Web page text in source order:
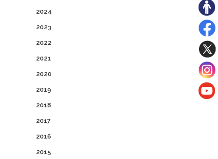
2024
2023
2022
2021
2020
2019
2018
2017
2016
2015